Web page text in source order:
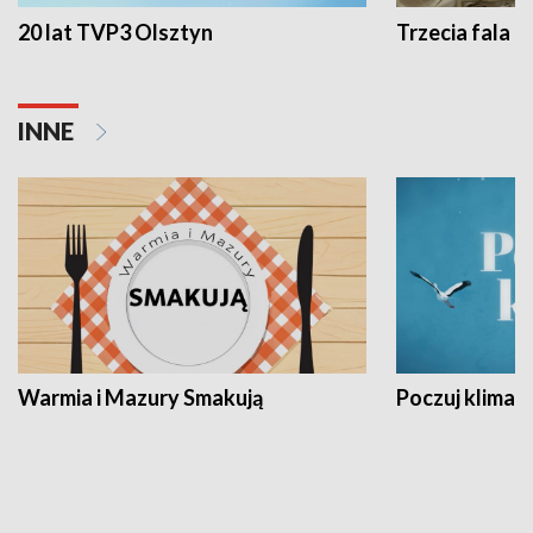
20 lat TVP3 Olsztyn Trzecia fala -
INNE
Warmia i Mazury Smakują Poczuj klimat